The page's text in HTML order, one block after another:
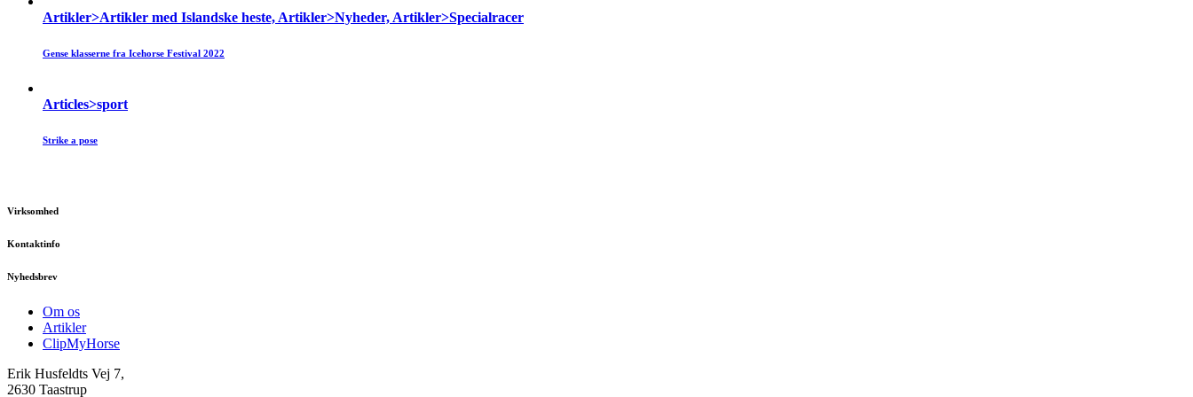
Artikler>Artikler med Islandske heste, Artikler>Nyheder, Artikler>Specialracer
Gense klasserne fra Icehorse Festival 2022
Articles>sport
Strike a pose
Virksomhed
Kontaktinfo
Nyhedsbrev
Om os
Artikler
ClipMyHorse
Erik Husfeldts Vej 7,
2630 Taastrup